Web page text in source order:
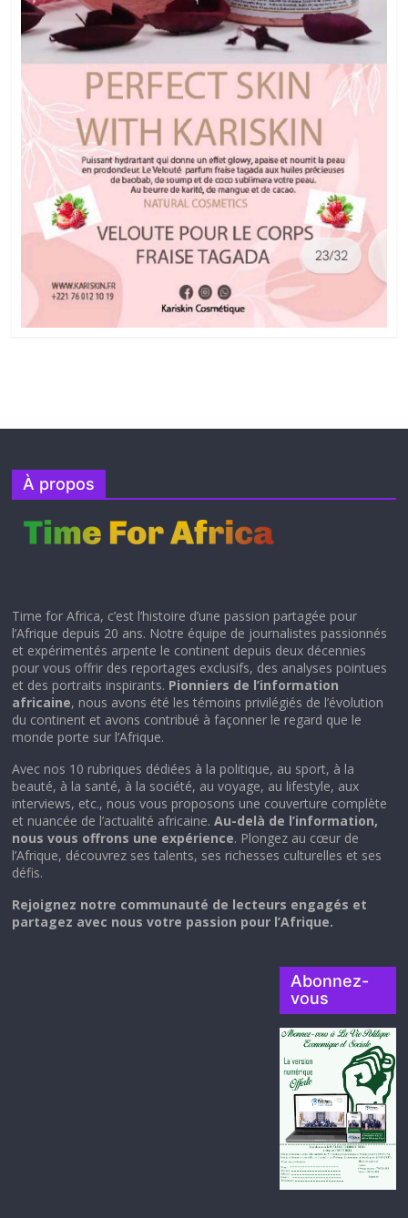
À propos
Time for Africa, c’est l’histoire d’une passion partagée pour
l’Afrique depuis 20 ans. Notre équipe de journalistes passionnés
et expérimentés arpente le continent depuis deux décennies
pour vous offrir des reportages exclusifs, des analyses pointues
et des portraits inspirants. Pionniers de l’information
africaine, nous avons été les témoins privilégiés de l’évolution
du continent et avons contribué à façonner le regard que le
monde porte sur l’Afrique.
Avec nos 10 rubriques dédiées à la politique, au sport, à la
beauté, à la santé, à la société, au voyage, au lifestyle, aux
interviews, etc., nous vous proposons une couverture complète
et nuancée de l’actualité africaine.Au-delà de l’information,
nous vous offrons une expérience. Plongez au cœur de
l’Afrique, découvrez ses talents, ses richesses culturelles et ses
défis.
Rejoignez notre communauté de lecteurs engagés et
partagez avec nous votre passion pour l’Afrique.
Abonnez-
vous